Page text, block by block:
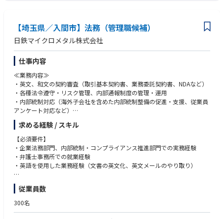
・株式事務、IPO準備の経験
・内部統制に関する知識
【埼玉県／入間市】法務（管理職候補）
日鉄マイクロメタル株式会社
仕事内容
≪業務内容≫
・英文、和文の契約審査（取引基本契約書、業務委託契約書、NDAなど）
・各種法令遵守・リスク管理、内部通報制度の管理・運用
・内部統制対応（海外子会社を含めた内部統制整備の促進・支援、従業員
アンケート対応など）
・サステナビリティ対応（RBA対応、顧客監査対応、社内教育など）
※将来的に海外拠点を含めた管理部門（総務・人事・経理など）へのジョ
ブローテーションもあり。
求める経験 / スキル
【必須要件】
・企業法務部門、内部統制・コンプライアンス推進部門での実務経験
・弁護士事務所での就業経験
・英語を使用した業務経験（文書の英文化、英文メールのやり取り）
【あれば尚可】
・製造業での法務経験
・管理部門（総務・人事・経理など）での経験
従業員数
300名